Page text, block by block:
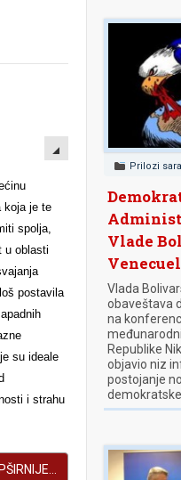
EMPTY
koja je te
spolja,
u oblasti
postavila
su ideale
i strahu
Prilozi
Vlade
Vlada
obaveštava
na
Republike
objavio niz
postojanje